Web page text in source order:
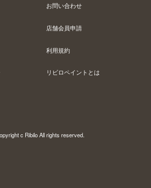
お問い合わせ
店舗会員申請
利用規約
リビロペイントとは
c Ribilo All rights reserved.